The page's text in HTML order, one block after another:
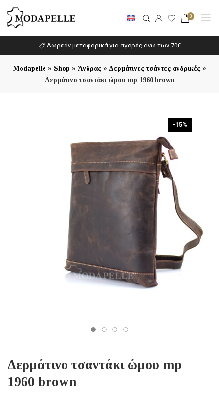
0
Δωρεάν μεταφορικά για αγορές άνω των 70€
Modapelle » Shop » Άνδρας» Δερμάτινες τσάντες ανδρικές»
Δερμάτινο τσαντάκι ώμου mp 1960 brown
-15%
Δερμάτινο τσαντάκι ώμου mp
1960 brown